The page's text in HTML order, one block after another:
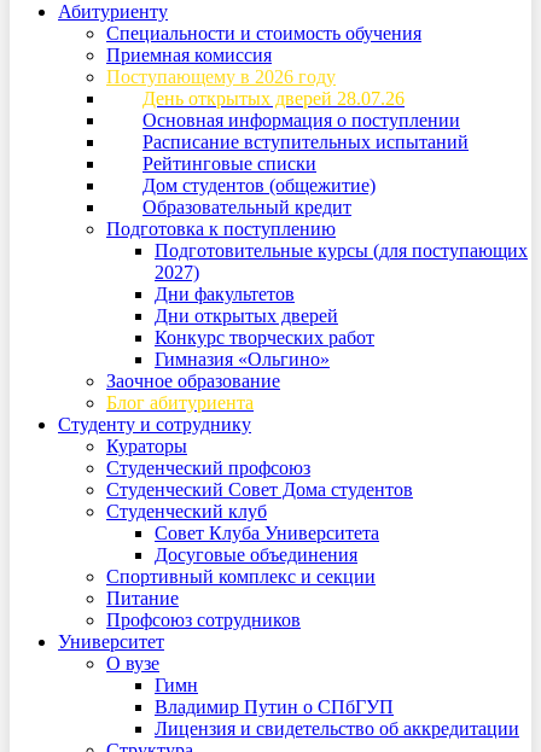
Абитуриенту
Специальности и стоимость обучения
Приемная комиссия
Поступающему в 2026 году
День открытых дверей 28.07.26
Основная информация о поступлении
Расписание вступительных испытаний
Рейтинговые списки
Дом студентов (общежитие)
Образовательный кредит
Подготовка к поступлению
Подготовительные курсы (для поступающих
2027)
Дни факультетов
Дни открытых дверей
Конкурс творческих работ
Гимназия «Ольгино»
Заочное образование
Блог абитуриента
Студенту и сотруднику
Кураторы
Студенческий профсоюз
Студенческий Совет Дома студентов
Студенческий клуб
Совет Клуба Университета
Досуговые объединения
Спортивный комплекс и секции
Питание
Профсоюз сотрудников
Университет
О вузе
Гимн
Владимир Путин о СПбГУП
Лицензия и свидетельство об аккредитации